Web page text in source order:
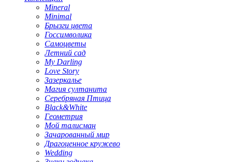
Mineral
Minimal
Брызги цвета
Госсимволика
Самоцветы
Летний сад
My Darling
Love Story
Зазеркалье
Магия султанита
Серебряная Птица
Black&White
Геометрия
Мой талисман
Зачарованный мир
Драгоценное кружево
Wedding